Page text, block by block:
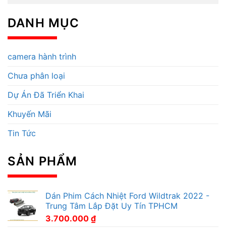
DANH MỤC
camera hành trình
Chưa phân loại
Dự Án Đã Triển Khai
Khuyến Mãi
Tin Tức
SẢN PHẨM
Dán Phim Cách Nhiệt Ford Wildtrak 2022 -
Trung Tâm Lắp Đặt Uy Tín TPHCM
3.700.000 ₫